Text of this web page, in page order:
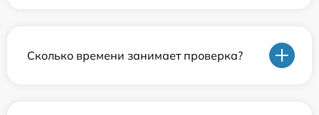
Сколько времени занимает проверка?